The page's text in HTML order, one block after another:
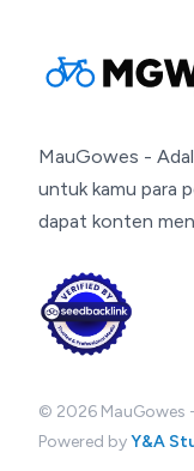
MauGowes -
untuk kamu para
dapat konten
© 2026 MauGowes
Powered byY&A